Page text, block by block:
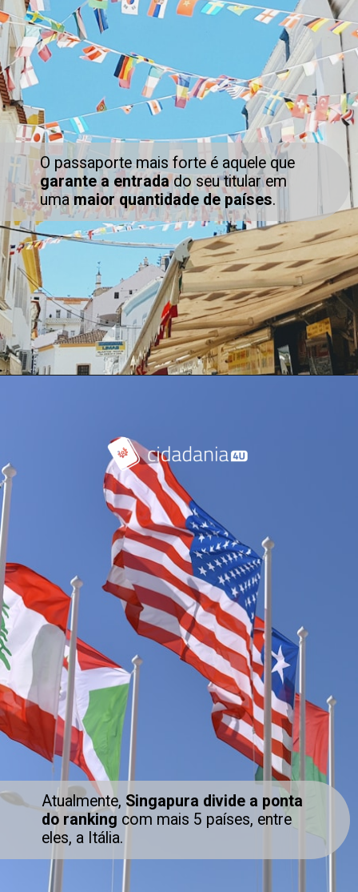
O passaporte mais forte é aquele que
garante a entradado seu titular em
umamaior quantidade de países.
Atualmente, Singapura divide a ponta
do ranking com mais 5 países, entre
eles, a Itália.